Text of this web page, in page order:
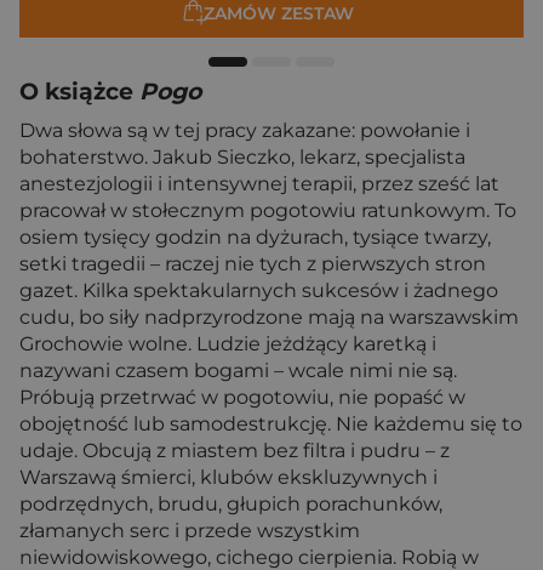
ZAMÓW ZESTAW
O książce Pogo
Dwa słowa są w tej pracy zakazane: powołanie i
bohaterstwo. Jakub Sieczko, lekarz, specjalista
anestezjologii i intensywnej terapii, przez sześć lat
pracował w stołecznym pogotowiu ratunkowym. To
osiem tysięcy godzin na dyżurach, tysiące twarzy,
setki tragedii – raczej nie tych z pierwszych stron
gazet. Kilka spektakularnych sukcesów i żadnego
cudu, bo siły nadprzyrodzone mają na warszawskim
Grochowie wolne. Ludzie jeżdżący karetką i
nazywani czasem bogami – wcale nimi nie są.
Próbują przetrwać w pogotowiu, nie popaść w
obojętność lub samodestrukcję. Nie każdemu się to
udaje. Obcują z miastem bez filtra i pudru – z
Warszawą śmierci, klubów ekskluzywnych i
podrzędnych, brudu, głupich porachunków,
złamanych serc i przede wszystkim
niewidowiskowego, cichego cierpienia. Robią w